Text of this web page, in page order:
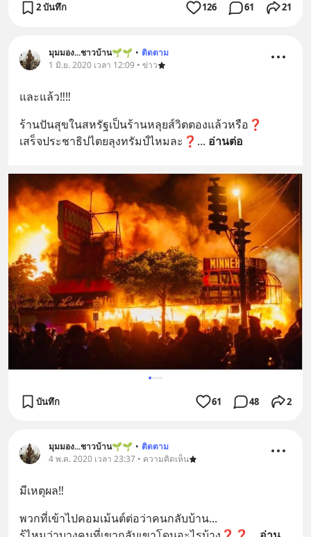
2 บันทึก 126 61 21
มุมมอง...ชาวบ้าน🌱🌱 • ติดตาม
1 มิ.ย. 2020 เวลา 12:09 • ข่าว
และแล้ว‼️‼️
ร้านปันสุขในสหรัฐเป็นร้านหลุยส์วิตตองแล้วหรือ❓
เสร็จประชาธิปไตยลุงทรัมป์ไหมละ❓ ... อ่านต่อ
บันทึก 61 48 2
มุมมอง...ชาวบ้าน🌱🌱 • ติดตาม
4 พ.ค. 2020 เวลา 23:37 • ความคิดเห็น
มีเหตุผล‼️
พวกที่เข้าไปคอมเม้นต์ต่อว่าคนกลับบ้าน...